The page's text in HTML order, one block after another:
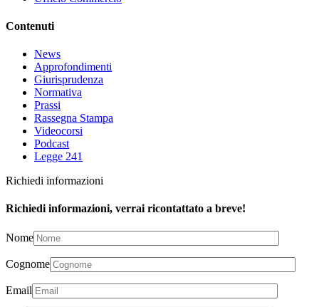
Contenuti
News
Approfondimenti
Giurisprudenza
Normativa
Prassi
Rassegna Stampa
Videocorsi
Podcast
Legge 241
Richiedi informazioni
Richiedi informazioni, verrai ricontattato a breve!
Nome
Cognome
Email